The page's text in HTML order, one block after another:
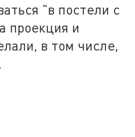
"в постели с
проекция и
в том числе,